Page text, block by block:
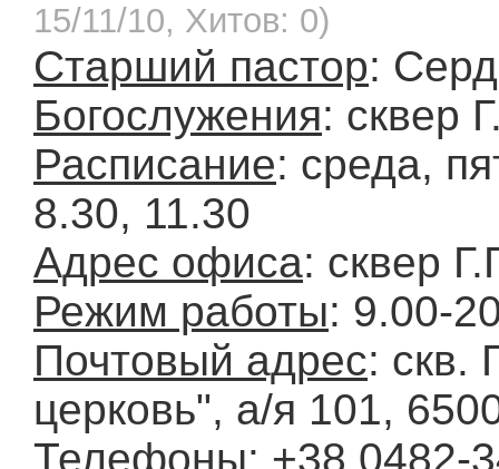
15/11/10, Хитов: 0)
Старший пастор:
Богослужения: сквер
Расписание: среда,
8.30, 11.30
Адрес офиса: сквер
Режим работы: 9.00-
Почтовый адрес: скв.
церковь", а/я 101,
Телефоны: +38 0482-